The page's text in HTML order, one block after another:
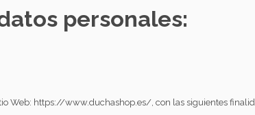
personales:
Web: https://www.duchashop.es/, con las siguientes